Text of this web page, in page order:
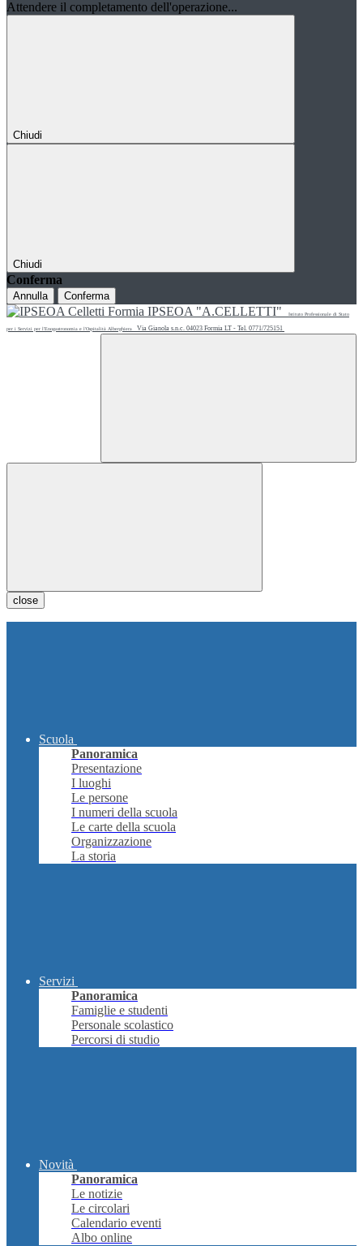
Attendere il completamento dell'operazione...
Chiudi
Chiudi
Conferma
Annulla Conferma
IPSEOA "A.CELLETTI" Istituto Professionale di Stato
per i Servizi per l'Enogastronomia e l'Ospitalità Alberghiera Via Gianola s.n.c. 04023 Formia LT - Tel. 0771/725151
close
Scuola
Panoramica
Presentazione
I luoghi
Le persone
I numeri della scuola
Le carte della scuola
Organizzazione
La storia
Servizi
Panoramica
Famiglie e studenti
Personale scolastico
Percorsi di studio
Novità
Panoramica
Le notizie
Le circolari
Calendario eventi
Albo online